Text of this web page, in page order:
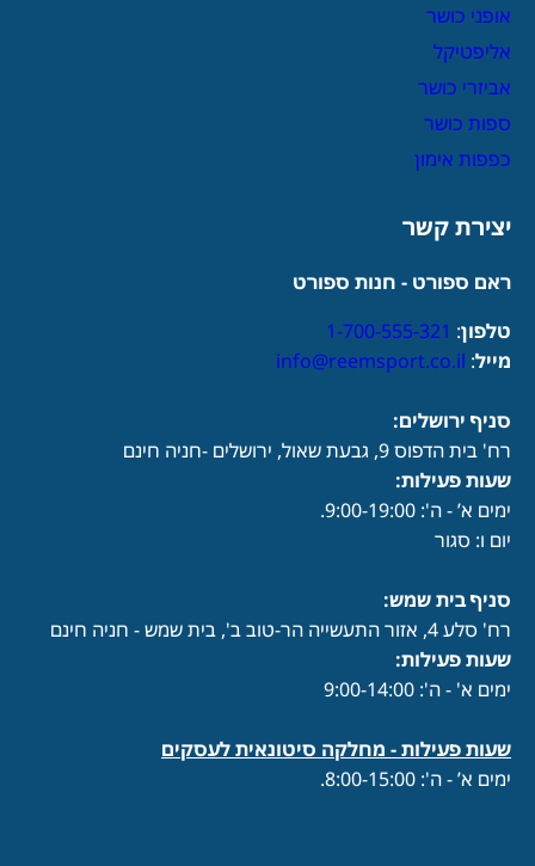
אופני כושר
אליפטיקל
אביזרי כושר
ספות כושר
כפפות אימון
יצירת קשר
ראם ספורט - חנות ספורט
טלפון:
1-700-555-321
מייל:
info@reemsport.co.il
סניף ירושלים:
רח' בית הדפוס 9, גבעת שאול, ירושלים -חניה חינם
שעות פעילות:
ימים א’ - ה': 9:00-19:00.
יום ו: סגור
סניף בית שמש:
רח' סלע 4, אזור התעשייה הר-טוב ב', בית שמש - חניה חינם
שעות פעילות:
ימים א' - ה': 9:00-14:00
שעות פעילות - מחלקה סיטונאית לעסקים
ימים א’ - ה': 8:00-15:00.